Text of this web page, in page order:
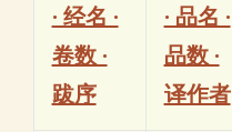
· 经名 ·
卷数 ·
跋序
· 品名 ·
品数 ·
译作者